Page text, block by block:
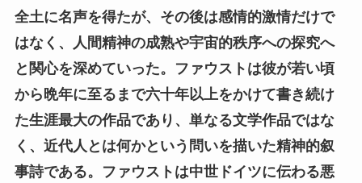
全土に名声を得たが、その後は感情的激情だけで
はなく、人間精神の成熟や宇宙的秩序への探究へ
と関心を深めていった。ファウストは彼が若い頃
から晩年に至るまで六十年以上をかけて書き続け
た生涯最大の作品であり、単なる文学作品ではな
く、近代人とは何かという問いを描いた精神的叙
事詩である。ファウストは中世ドイツに伝わる悪